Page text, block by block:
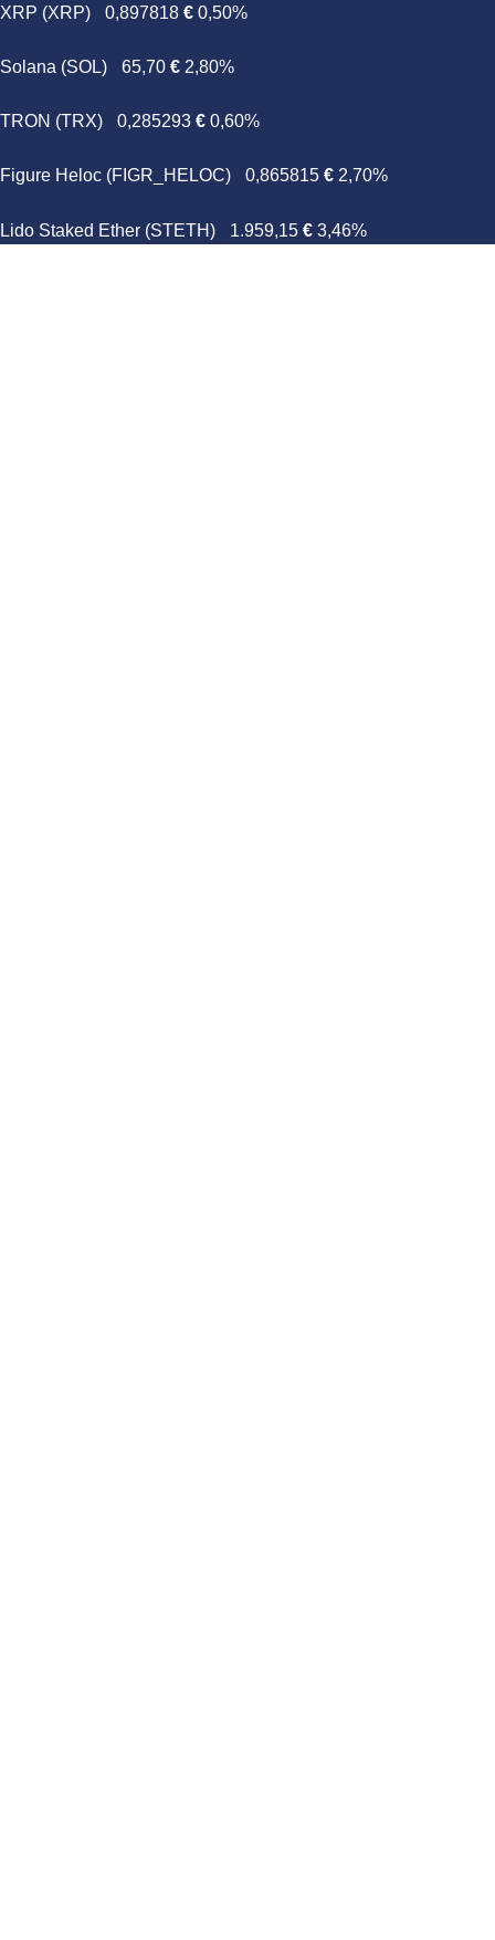
XRP (XRP) 0,897818 € 0,50%
Solana (SOL) 65,70 € 2,80%
TRON (TRX) 0,285293 € 0,60%
Figure Heloc (FIGR_HELOC) 0,865815 € 2,70%
Lido Staked Ether (STETH) 1.959,15 € 3,46%